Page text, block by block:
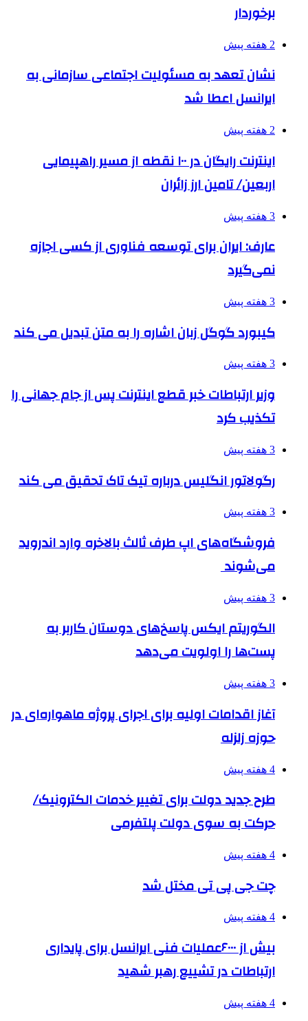
برخوردار
2 هفته پیش
نشان تعهد به مسئولیت اجتماعی سازمانی به
ایرانسل اعطا شد
2 هفته پیش
اینترنت رایگان در ۱۰۰ نقطه از مسیر راهپیمایی
اربعین/ تامین ارز زائران
3 هفته پیش
عارف: ایران برای توسعه فناوری از کسی اجازه
نمی‌گیرد
3 هفته پیش
کیبورد گوگل زبان اشاره را به متن تبدیل می کند
3 هفته پیش
وزیر ارتباطات خبر قطع اینترنت پس از جام جهانی را
تکذیب کرد
3 هفته پیش
رگولاتور انگلیس درباره تیک تاک تحقیق می کند
3 هفته پیش
فروشگاه‌های اپ طرف ثالث بالاخره وارد اندروید
می‌شوند
3 هفته پیش
الگوریتم ایکس پاسخ‌های دوستان کاربر به
پست‌ها را اولویت می‌دهد
3 هفته پیش
آغاز اقدامات اولیه برای اجرای پروژه ماهواره‌ای در
حوزه زلزله
4 هفته پیش
طرح جدید دولت برای تغییر خدمات الکترونیک/
حرکت به سوی دولت پلتفرمی
4 هفته پیش
چت جی پی تی مختل شد
4 هفته پیش
بیش از ۶۰۰۰عملیات فنی ایرانسل برای پایداری
ارتباطات در تشییع رهبر شهید
4 هفته پیش